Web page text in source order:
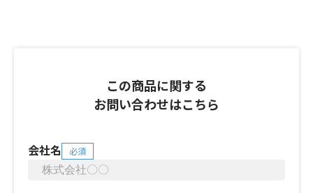
この商品に関する
お問い合わせはこちら
会社名 必須